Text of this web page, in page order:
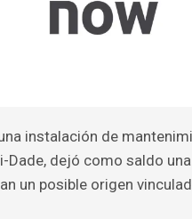
instalación de
dejó como saldo
un posible origen